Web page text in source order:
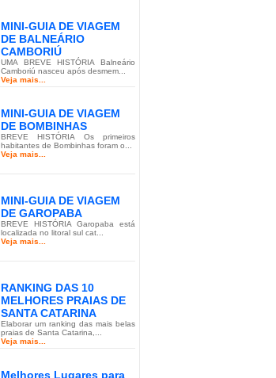
MINI-GUIA DE VIAGEM
DE BALNEÁRIO
CAMBORIÚ
UMA BREVE HISTÓRIA Balneário
Camboriú nasceu após desmem...
Veja mais...
MINI-GUIA DE VIAGEM
DE BOMBINHAS
BREVE HISTÓRIA Os primeiros
habitantes de Bombinhas foram o...
Veja mais...
MINI-GUIA DE VIAGEM
DE GAROPABA
BREVE HISTÓRIA Garopaba está
localizada no litoral sul cat...
Veja mais...
RANKING DAS 10
MELHORES PRAIAS DE
SANTA CATARINA
Elaborar um ranking das mais belas
praias de Santa Catarina,...
Veja mais...
Melhores Lugares para